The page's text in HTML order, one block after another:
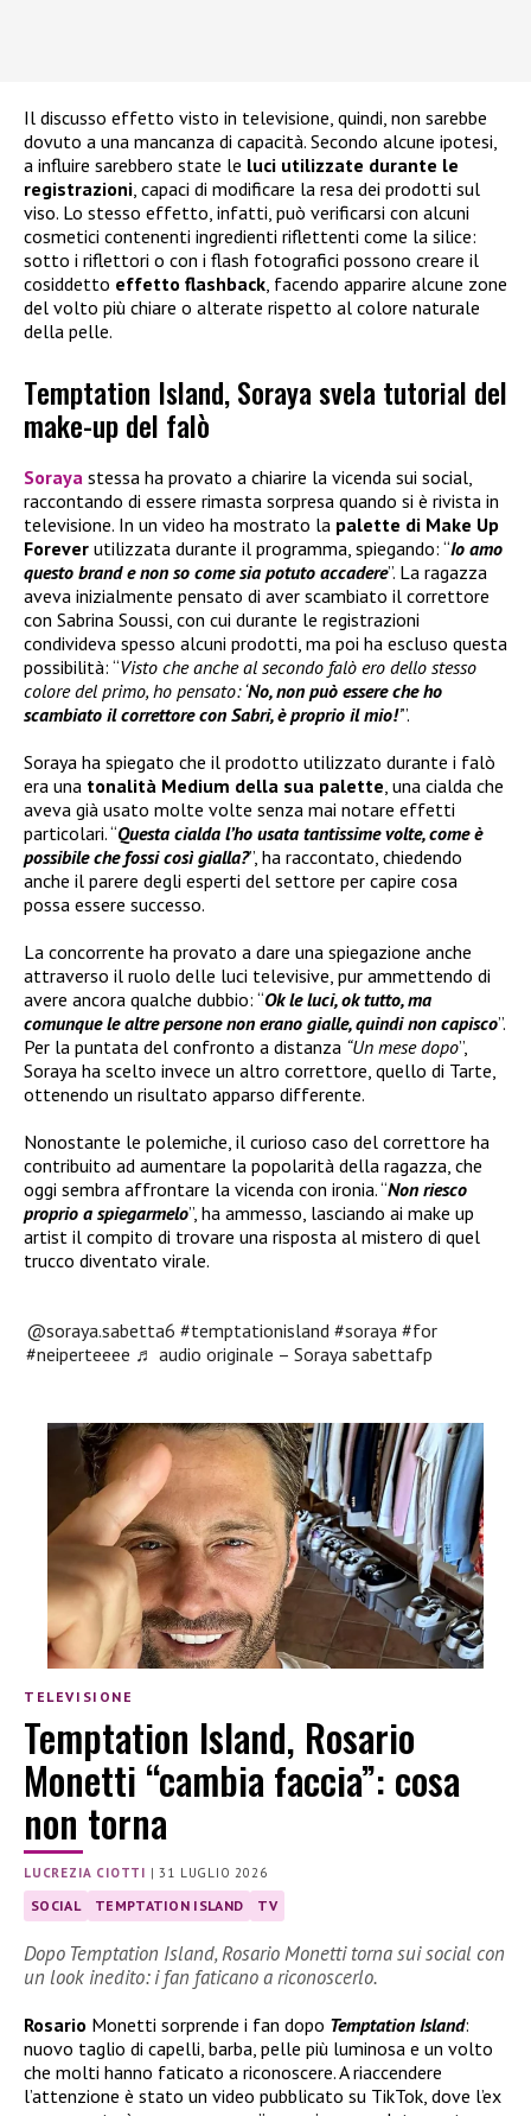
Il discusso effetto visto in televisione, quindi, non sarebbe
dovuto a una mancanza di capacità. Secondo alcune ipotesi,
a influire sarebbero state le luci utilizzate durante le
registrazioni, capaci di modificare la resa dei prodotti sul
viso. Lo stesso effetto, infatti, può verificarsi con alcuni
cosmetici contenenti ingredienti riflettenti come la silice:
sotto i riflettori o con i flash fotografici possono creare il
cosiddetto effetto flashback, facendo apparire alcune zone
del volto più chiare o alterate rispetto al colore naturale
della pelle.
Temptation Island, Soraya svela tutorial del
make-up del falò
Soraya stessa ha provato a chiarire la vicenda sui social,
raccontando di essere rimasta sorpresa quando si è rivista in
televisione. In un video ha mostrato la palette di Make Up
Forever utilizzata durante il programma, spiegando: “Io amo
questo brand e non so come sia potuto accadere”. La ragazza
aveva inizialmente pensato di aver scambiato il correttore
con Sabrina Soussi, con cui durante le registrazioni
condivideva spesso alcuni prodotti, ma poi ha escluso questa
possibilità: “Visto che anche al secondo falò ero dello stesso
colore del primo, ho pensato: ‘No, non può essere che ho
scambiato il correttore con Sabri, è proprio il mio!’”.
Soraya ha spiegato che il prodotto utilizzato durante i falò
era una tonalità Medium della sua palette , una cialda che
aveva già usato molte volte senza mai notare effetti
particolari. “Questa cialda l’ho usata tantissime volte, come è
possibile che fossi così gialla?”, ha raccontato, chiedendo
anche il parere degli esperti del settore per capire cosa
possa essere successo.
La concorrente ha provato a dare una spiegazione anche
attraverso il ruolo delle luci televisive, pur ammettendo di
avere ancora qualche dubbio: “Ok le luci, ok tutto, ma
comunque le altre persone non erano gialle, quindi non capisco”.
Per la puntata del confronto a distanza “Un mese dopo”,
Soraya ha scelto invece un altro correttore, quello di Tarte,
ottenendo un risultato apparso differente.
Nonostante le polemiche, il curioso caso del correttore ha
contribuito ad aumentare la popolarità della ragazza, che
oggi sembra affrontare la vicenda con ironia. “Non riesco
proprio a spiegarmelo”, ha ammesso, lasciando ai make up
artist il compito di trovare una risposta al mistero di quel
trucco diventato virale.
@soraya.sabetta6 #temptationisland #soraya #for
#neiperteeee ♬ audio originale – Soraya sabettafp
TELEVISIONE
Temptation Island, Rosario
Monetti “cambia faccia”: cosa
non torna
LUCREZIA CIOTTI |31 LUGLIO 2026
SOCIAL TEMPTATION ISLAND TV
Dopo Temptation Island, Rosario Monetti torna sui social con
un look inedito: i fan faticano a riconoscerlo.
Rosario Monetti sorprende i fan dopo Temptation Island:
nuovo taglio di capelli, barba, pelle più luminosa e un volto
che molti hanno faticato a riconoscere. A riaccendere
l’attenzione è stato un video pubblicato su TikTok, dove l’ex